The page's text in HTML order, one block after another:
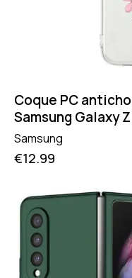
Coque PC
Samsung Galaxy
Samsung
€12.99